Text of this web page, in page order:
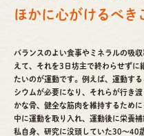
ほかに心がけるべき
バランスのよい食事やミネラルの吸
えて、それを3日坊主で終わらせずに
たいのが運動です。例えば、運動す
シウムが必要になり、それらが行き
かな骨、健全な筋肉を維持するため
中に運動を取り入れ、運動後に栄養補
私自身、研究に没頭していた30～40